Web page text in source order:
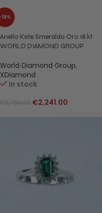
Anello Kate Smeraldo Oro 18 kt
WORLD DIAMOND GROUP
World Diamond Group,
XDiamond
In stock
€2,750.00 €2,241.00